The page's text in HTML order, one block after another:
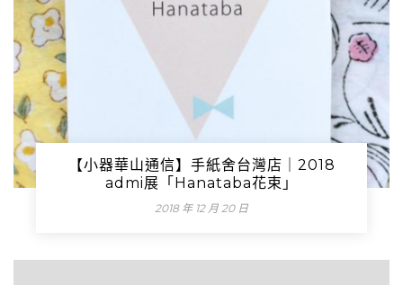
【小器華山通信】手紙舍台灣店｜2018
admi展「Hanataba花束」
2018 年 12 月 20 日